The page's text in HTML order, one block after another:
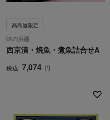
高島屋限定
味の浜藤
西京漬・焼魚・煮魚詰合せA
税込 7,074 円